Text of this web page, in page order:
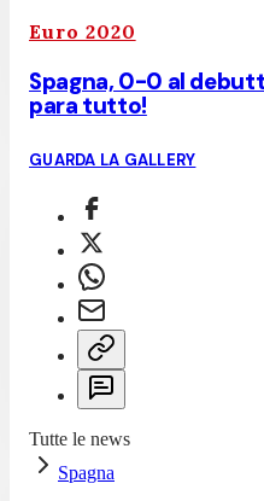
Euro 2020
Spagna, 0-0 al
para tutto!
GUARDA LA GALLERY
Tutte le news
Spagna